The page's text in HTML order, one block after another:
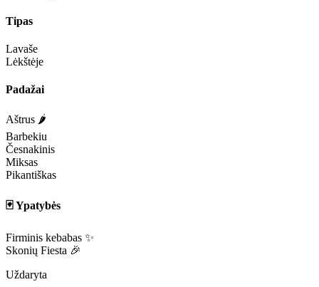
Tipas
Lavaše
Lėkštėje
Padažai
Aštrus 🌶️
Barbekiu
Česnakinis
Miksas
Pikantiškas
🃏 Ypatybės
Firminis kebabas ✨
Skonių Fiesta 🎉
Uždaryta